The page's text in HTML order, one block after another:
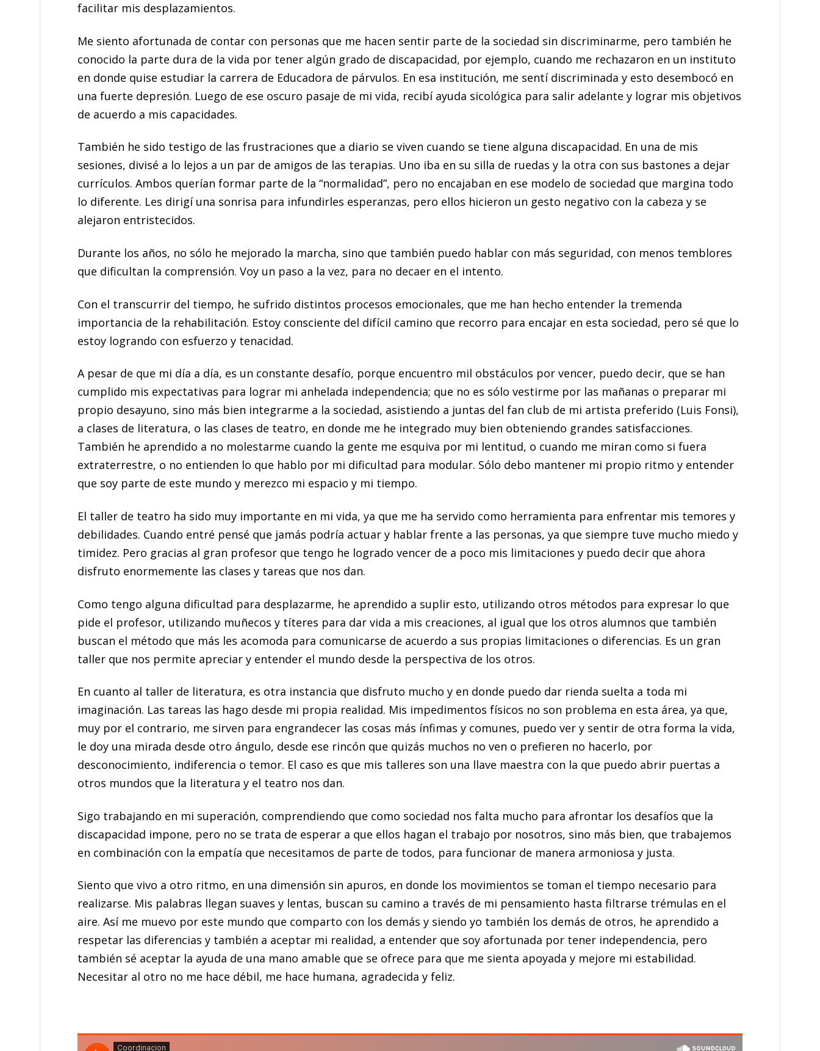
facilitar mis desplazamientos.
Me siento afortunada de contar con personas que me hacen sentir parte de la sociedad sin discriminarme, pero también he
conocido la parte dura de la vida por tener algún grado de discapacidad, por ejemplo, cuando me rechazaron en un instituto
en donde quise estudiar la carrera de Educadora de párvulos. En esa institución, me sentí discriminada y esto desembocó en
una fuerte depresión. Luego de ese oscuro pasaje de mi vida, recibí ayuda sicológica para salir adelante y lograr mis objetivos
de acuerdo a mis capacidades.
También he sido testigo de las frustraciones que a diario se viven cuando se tiene alguna discapacidad. En una de mis
sesiones, divisé a lo lejos a un par de amigos de las terapias. Uno iba en su silla de ruedas y la otra con sus bastones a dejar
currículos. Ambos querían formar parte de la “normalidad”, pero no encajaban en ese modelo de sociedad que margina todo
lo diferente. Les dirigí una sonrisa para infundirles esperanzas, pero ellos hicieron un gesto negativo con la cabeza y se
alejaron entristecidos.
Durante los años, no sólo he mejorado la marcha, sino que también puedo hablar con más seguridad, con menos temblores
que dificultan la comprensión. Voy un paso a la vez, para no decaer en el intento.
Con el transcurrir del tiempo, he sufrido distintos procesos emocionales, que me han hecho entender la tremenda
importancia de la rehabilitación. Estoy consciente del difícil camino que recorro para encajar en esta sociedad, pero sé que lo
estoy logrando con esfuerzo y tenacidad.
A pesar de que mi día a día, es un constante desafío, porque encuentro mil obstáculos por vencer, puedo decir, que se han
cumplido mis expectativas para lograr mi anhelada independencia; que no es sólo vestirme por las mañanas o preparar mi
propio desayuno, sino más bien integrarme a la sociedad, asistiendo a juntas del fan club de mi artista preferido (Luis Fonsi),
a clases de literatura, o las clases de teatro, en donde me he integrado muy bien obteniendo grandes satisfacciones.
También he aprendido a no molestarme cuando la gente me esquiva por mi lentitud, o cuando me miran como si fuera
extraterrestre, o no entienden lo que hablo por mi dificultad para modular. Sólo debo mantener mi propio ritmo y entender
que soy parte de este mundo y merezco mi espacio y mi tiempo.
El taller de teatro ha sido muy importante en mi vida, ya que me ha servido como herramienta para enfrentar mis temores y
debilidades. Cuando entré pensé que jamás podría actuar y hablar frente a las personas, ya que siempre tuve mucho miedo y
timidez. Pero gracias al gran profesor que tengo he logrado vencer de a poco mis limitaciones y puedo decir que ahora
disfruto enormemente las clases y tareas que nos dan.
Como tengo alguna dificultad para desplazarme, he aprendido a suplir esto, utilizando otros métodos para expresar lo que
pide el profesor, utilizando muñecos y títeres para dar vida a mis creaciones, al igual que los otros alumnos que también
buscan el método que más les acomoda para comunicarse de acuerdo a sus propias limitaciones o diferencias. Es un gran
taller que nos permite apreciar y entender el mundo desde la perspectiva de los otros.
En cuanto al taller de literatura, es otra instancia que disfruto mucho y en donde puedo dar rienda suelta a toda mi
imaginación. Las tareas las hago desde mi propia realidad. Mis impedimentos físicos no son problema en esta área, ya que,
muy por el contrario, me sirven para engrandecer las cosas más ínfimas y comunes, puedo ver y sentir de otra forma la vida,
le doy una mirada desde otro ángulo, desde ese rincón que quizás muchos no ven o prefieren no hacerlo, por
desconocimiento, indiferencia o temor. El caso es que mis talleres son una llave maestra con la que puedo abrir puertas a
otros mundos que la literatura y el teatro nos dan.
Sigo trabajando en mi superación, comprendiendo que como sociedad nos falta mucho para afrontar los desafíos que la
discapacidad impone, pero no se trata de esperar a que ellos hagan el trabajo por nosotros, sino más bien, que trabajemos
en combinación con la empatía que necesitamos de parte de todos, para funcionar de manera armoniosa y justa.
Siento que vivo a otro ritmo, en una dimensión sin apuros, en donde los movimientos se toman el tiempo necesario para
realizarse. Mis palabras llegan suaves y lentas, buscan su camino a través de mi pensamiento hasta filtrarse trémulas en el
aire. Así me muevo por este mundo que comparto con los demás y siendo yo también los demás de otros, he aprendido a
respetar las diferencias y también a aceptar mi realidad, a entender que soy afortunada por tener independencia, pero
también sé aceptar la ayuda de una mano amable que se ofrece para que me sienta apoyada y mejore mi estabilidad.
Necesitar al otro no me hace débil, me hace humana, agradecida y feliz.